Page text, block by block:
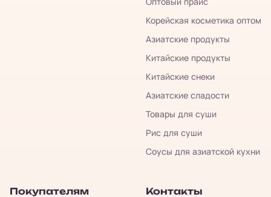
Корейская косметика оптом
Азиатские продукты
Китайские продукты
Китайские снеки
Азиатские сладости
Товары для суши
Рис для суши
Соусы для азиатской кухни
Покупателям Контакты